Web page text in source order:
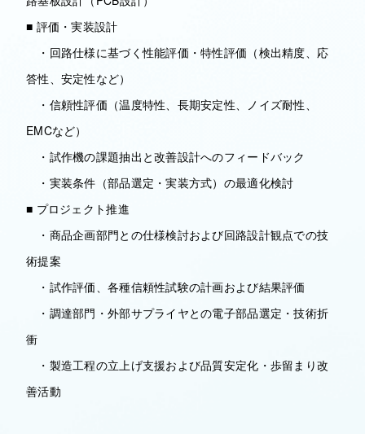
■ 評価・実装設計
・回路仕様に基づく性能評価・特性評価（検出精度、応
答性、安定性など）
・信頼性評価（温度特性、長期安定性、ノイズ耐性、
EMCなど）
・試作機の課題抽出と改善設計へのフィードバック
・実装条件（部品選定・実装方式）の最適化検討
■ プロジェクト推進
・商品企画部門との仕様検討および回路設計観点での技
術提案
・試作評価、各種信頼性試験の計画および結果評価
・調達部門・外部サプライヤとの電子部品選定・技術折
衝
・製造工程の立上げ支援および品質安定化・歩留まり改
善活動